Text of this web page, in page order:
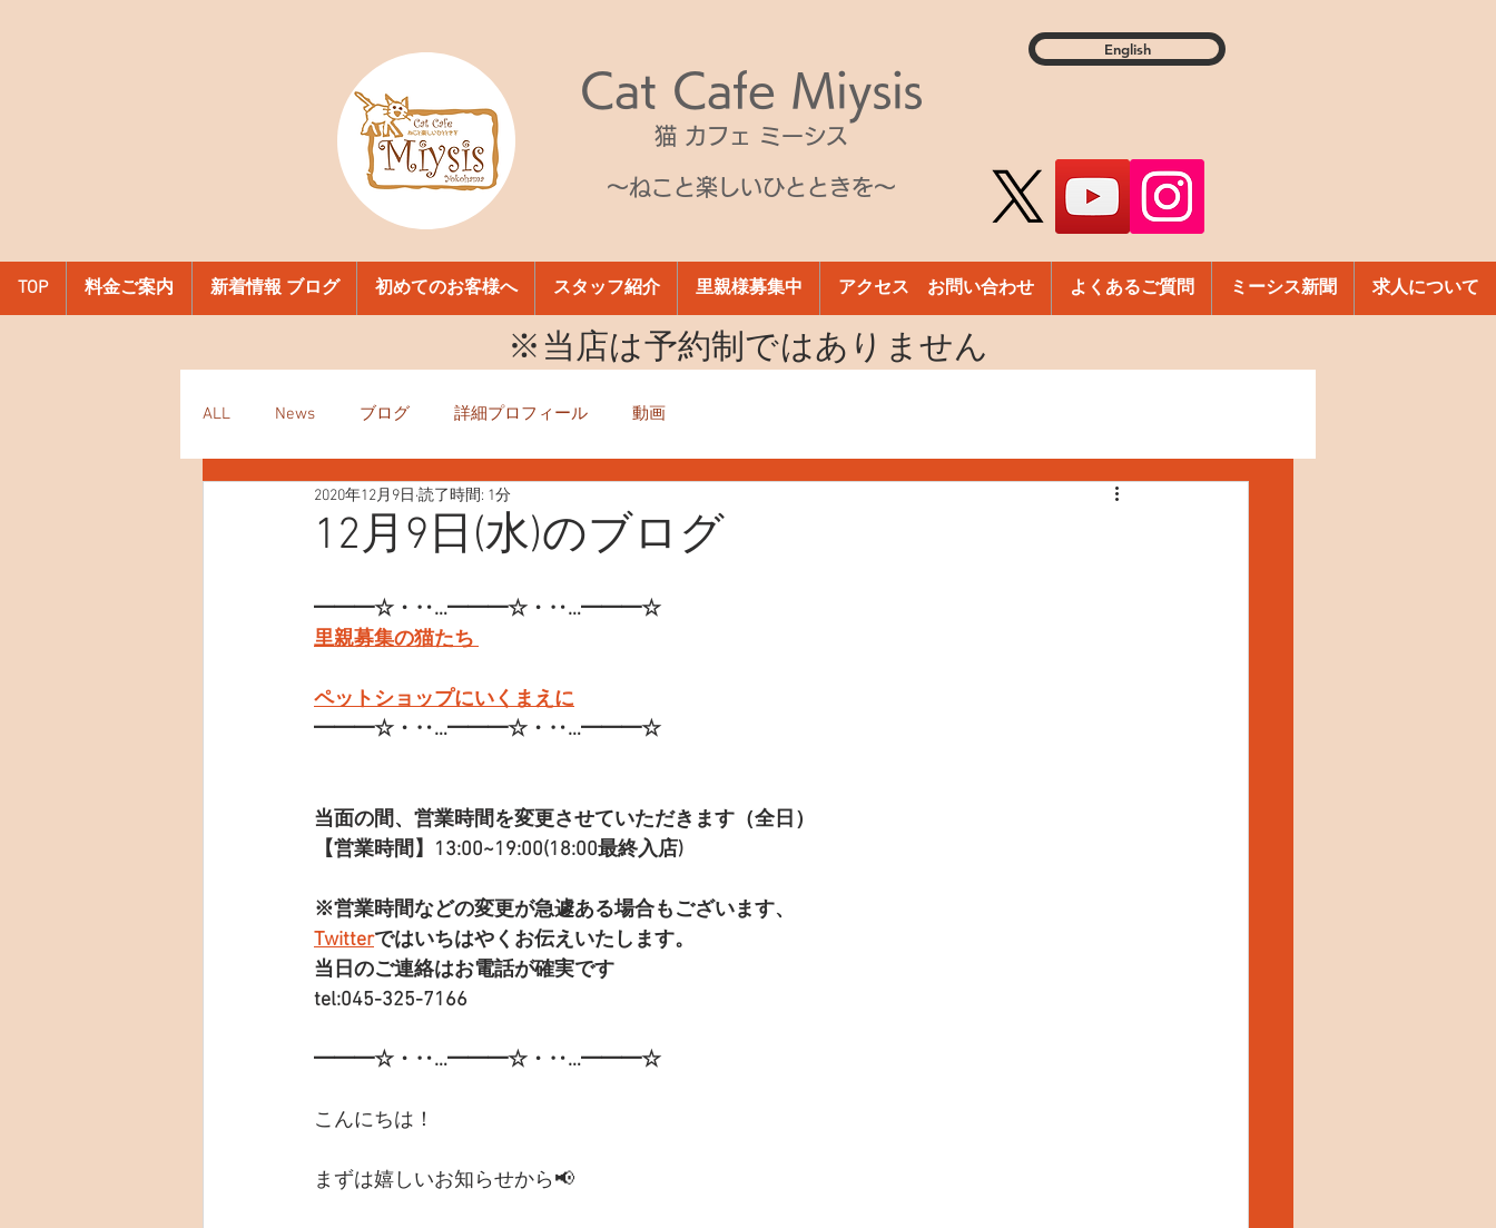
Cat Cafe Miysis
猫 カフェ ミーシス
～ねこと楽しいひとときを～
English
TOP 料金ご案内 新着情報 ブログ 初めてのお客様へ スタッフ紹介 里親様募集中 アクセス お問い合わせ よくあるご質問 ミーシス新聞 求人について
​※当店は予約制ではありません
ALL News ブログ 詳細プロフィール 動画
12月9日(水)のブログ
2020年12月9日 読了時間: 1分
━━━☆・‥…━━━☆・‥…━━━☆
里親募集の猫たち
ペットショップにいくまえに
━━━☆・‥…━━━☆・‥…━━━☆
当面の間、営業時間を変更させていただきます（全日）
【営業時間】13:00~19:00(18:00最終入店)
※営業時間などの変更が急遽ある場合もございます、
Twitterではいちはやくお伝えいたします。
当日のご連絡はお電話が確実です
tel:045-325-7166
━━━☆・‥…━━━☆・‥…━━━☆
こんにちは！
まずは嬉しいお知らせから📢